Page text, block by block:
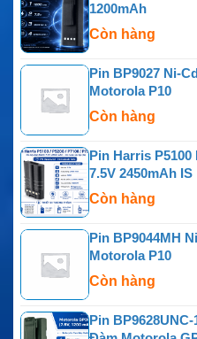
1200mAh
Còn hàng
Pin BP9027 Ni-
Motorola P10
Còn hàng
Pin Harris P5100
7.5V 2450mAh IS
Còn hàng
Pin BP9044MH
Motorola P10
Còn hàng
Pin